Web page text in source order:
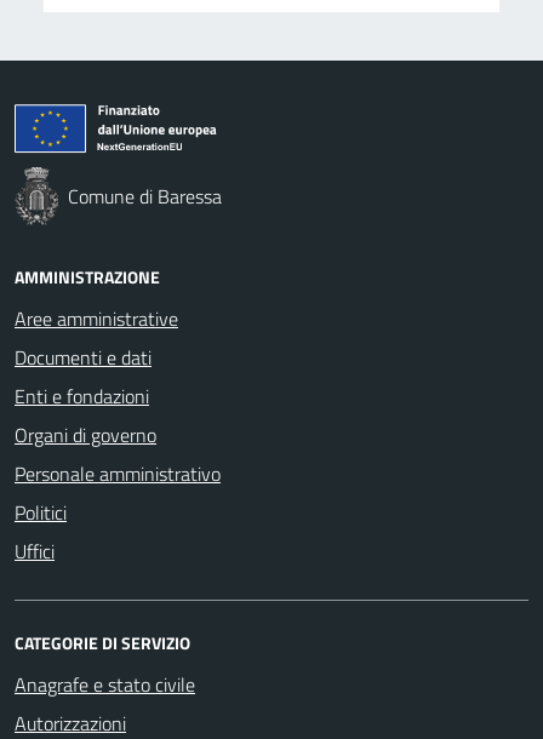
Comune di Baressa
AMMINISTRAZIONE
Aree amministrative
Documenti e dati
Enti e fondazioni
Organi di governo
Personale amministrativo
Politici
Uffici
CATEGORIE DI SERVIZIO
Anagrafe e stato civile
Autorizzazioni